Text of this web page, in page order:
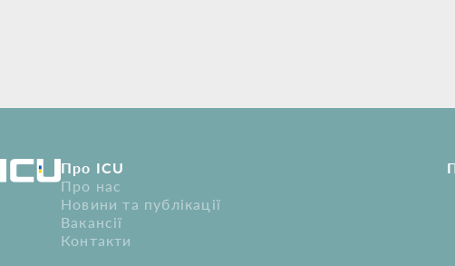
Про ICU
Про нас
Новини та публікації
Вакансії
Контакти